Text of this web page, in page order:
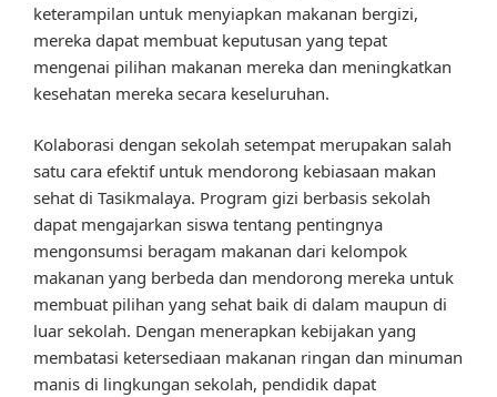
keterampilan untuk menyiapkan makanan bergizi,
mereka dapat membuat keputusan yang tepat
mengenai pilihan makanan mereka dan meningkatkan
kesehatan mereka secara keseluruhan.
Kolaborasi dengan sekolah setempat merupakan salah
satu cara efektif untuk mendorong kebiasaan makan
sehat di Tasikmalaya. Program gizi berbasis sekolah
dapat mengajarkan siswa tentang pentingnya
mengonsumsi beragam makanan dari kelompok
makanan yang berbeda dan mendorong mereka untuk
membuat pilihan yang sehat baik di dalam maupun di
luar sekolah. Dengan menerapkan kebijakan yang
membatasi ketersediaan makanan ringan dan minuman
manis di lingkungan sekolah, pendidik dapat